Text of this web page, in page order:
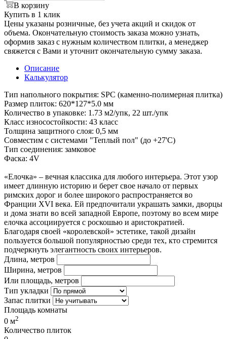
В корзину
Купить в 1 клик
Цены указаны розничные, без учета акций и скидок от
объема. Окончательную стоимость заказа можно узнать,
оформив заказ с нужным количеством плитки, а менеджер
свяжется с Вами и уточнит окончательную сумму заказа.
Описание
Калькулятор
Тип напольного покрытия: SPC (каменно-полимерная плитка)
Размер плиток: 620*127*5.0 мм
Количество в упаковке: 1.73 м2/упк, 22 шт./упк
Класс износостойкости: 43 класс
Толщина защитного слоя: 0,5 мм
Совместим с системами "Теплый пол" (до +27'С)
Тип соединения: замковое
Фаска: 4V
«Елочка» – вечная классика для любого интерьера. Этот узор
имеет длинную историю и берет свое начало от первых
римских дорог и более широкого распространяется во
Франции XVI века. Ей предпочитали украшать замки, дворцы
и дома знати во всей западной Европе, поэтому во всем мире
елочка ассоциируется с роскошью и аристократией.
Благодаря своей «королевской» эстетике, такой дизайн
пользуется большой популярностью среди тех, кто стремится
подчеркнуть элегантность своих интерьеров.
Длина, метров
Ширина, метров
Или площадь, метров
Тип укладки
Запас плитки
Площадь комнаты
0 м2
Количество плиток